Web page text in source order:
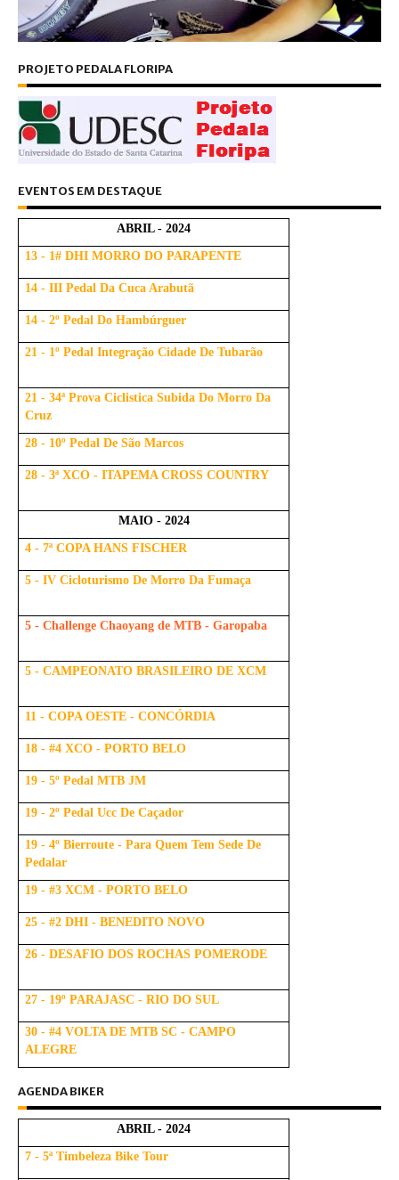
PROJETO PEDALA FLORIPA
EVENTOS EM DESTAQUE
ABRIL - 2024
13 - 1# DHI MORRO DO PARAPENTE
14 - III Pedal Da Cuca Arabutã
14 - 2º Pedal Do Hambúrguer
21 - 1º Pedal Integração Cidade De Tubarão
21 - 34ª Prova Ciclistica Subida Do Morro Da
Cruz
28 - 10º Pedal De São Marcos
28 - 3ª XCO - ITAPEMA CROSS COUNTRY
MAIO - 2024
4 - 7ª COPA HANS FISCHER
5 - IV Cicloturismo De Morro Da Fumaça
5 - Challenge Chaoyang de MTB - Garopaba
5 - CAMPEONATO BRASILEIRO DE XCM
11 - COPA OESTE - CONCÓRDIA
18 - #4 XCO - PORTO BELO
19 - 5º Pedal MTB JM
19 - 2º Pedal Ucc De Caçador
19 - 4º Bierroute - Para Quem Tem Sede De
Pedalar
19 - #3 XCM - PORTO BELO
25 - #2 DHI - BENEDITO NOVO
26 - DESAFIO DOS ROCHAS POMERODE
27 - 19º PARAJASC - RIO DO SUL
30 - #4 VOLTA DE MTB SC - CAMPO
ALEGRE
AGENDA BIKER
ABRIL - 2024
7 - 5ª Timbeleza Bike Tour